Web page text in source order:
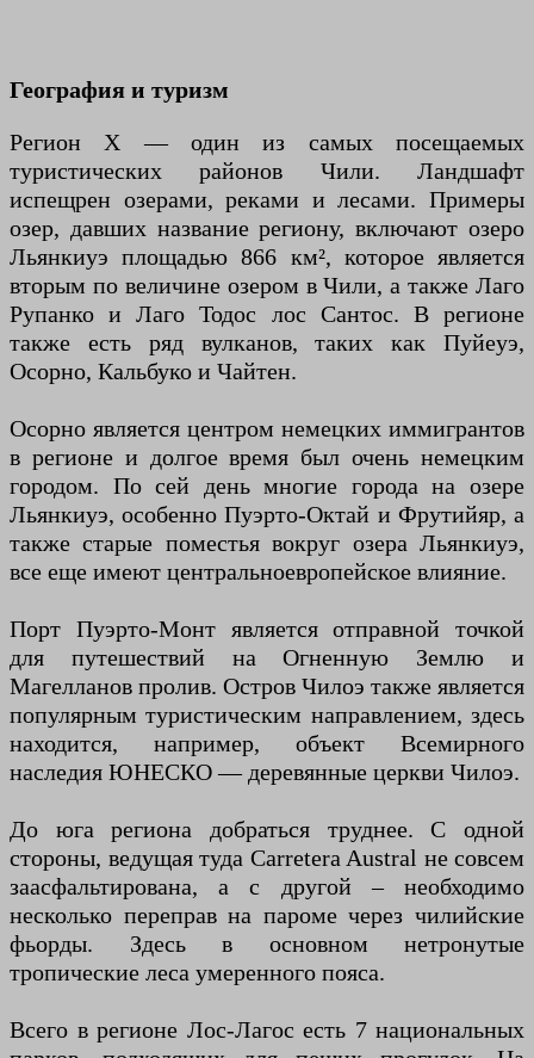
География и туризм
Регион X — один из самых посещаемых
туристических районов Чили. Ландшафт
испещрен озерами, реками и лесами. Примеры
озер, давших название региону, включают озеро
Льянкиуэ площадью 866 км², которое является
вторым по величине озером в Чили, а также Лаго
Рупанко и Лаго Тодос лос Сантос. В регионе
также есть ряд вулканов, таких как Пуйеуэ,
Осорно, Кальбуко и Чайтен.
Осорно является центром немецких иммигрантов
в регионе и долгое время был очень немецким
городом. По сей день многие города на озере
Льянкиуэ, особенно Пуэрто-Октай и Фрутийяр, а
также старые поместья вокруг озера Льянкиуэ,
все еще имеют центральноевропейское влияние.
Порт Пуэрто-Монт является отправной точкой
для путешествий на Огненную Землю и
Магелланов пролив. Остров Чилоэ также является
популярным туристическим направлением, здесь
находится, например, объект Всемирного
наследия ЮНЕСКО — деревянные церкви Чилоэ.
До юга региона добраться труднее. С одной
стороны, ведущая туда Carretera Austral не совсем
заасфальтирована, а с другой – необходимо
несколько переправ на пароме через чилийские
фьорды. Здесь в основном нетронутые
тропические леса умеренного пояса.
Всего в регионе Лос-Лагос есть 7 национальных